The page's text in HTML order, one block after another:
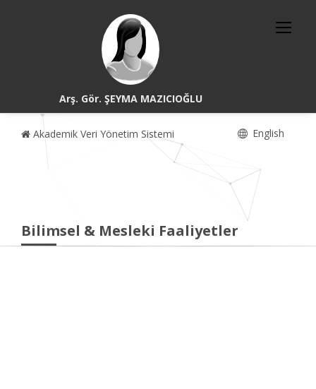
Arş. Gör. ŞEYMA MAZICIOĞLU
Akademik Veri Yönetim Sistemi English
Bilimsel & Mesleki Faaliyetler